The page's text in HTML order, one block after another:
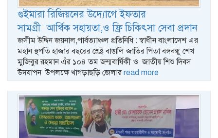
গুইমারা রিজিয়নের উদ্যোগে ইফতার
সামগ্রী আর্থিক সহায়তা,ও ফ্রি চিকিৎসা সেবা প্রদান
জসীম উদ্দিন জয়নাল,পার্বত্যাঞ্চল প্রতিনিধি : স্বাধীন বাংলাদেশ এর
মহান স্থপতি হাজার বছরের শ্রেষ্ট্র বাঙালি জাতির পিতা বঙ্গবন্ধু শেখ
মুজিবুর রহমান এঁর ১০৪ তম জন্মবার্ষিকী ও জাতীয় শিশু দিবস
উদযাপন উপলক্ষে খাগড়াছড়ি জেলার read more